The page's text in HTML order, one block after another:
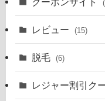
レビュー (15)
脱毛 (6)
レジャー割引ク